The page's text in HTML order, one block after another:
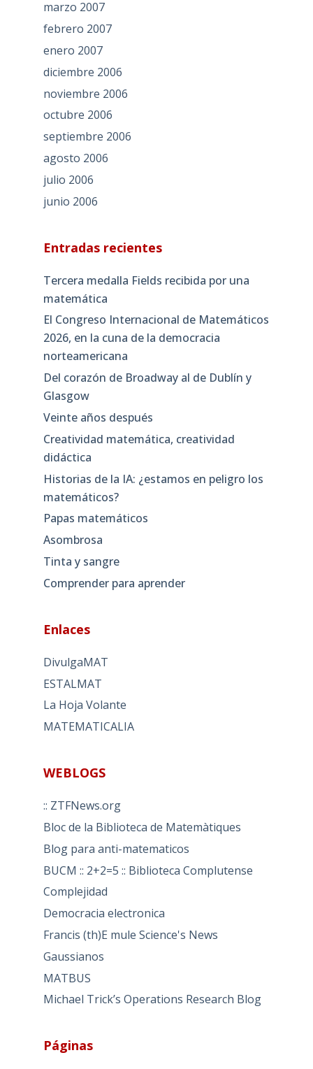
marzo 2007
febrero 2007
enero 2007
diciembre 2006
noviembre 2006
octubre 2006
septiembre 2006
agosto 2006
julio 2006
junio 2006
Entradas recientes
Tercera medalla Fields recibida por una
matemática
El Congreso Internacional de Matemáticos
2026, en la cuna de la democracia
norteamericana
Del corazón de Broadway al de Dublín y
Glasgow
Veinte años después
Creatividad matemática, creatividad
didáctica
Historias de la IA: ¿estamos en peligro los
matemáticos?
Papas matemáticos
Asombrosa
Tinta y sangre
Comprender para aprender
Enlaces
DivulgaMAT
ESTALMAT
La Hoja Volante
MATEMATICALIA
WEBLOGS
:: ZTFNews.org
Bloc de la Biblioteca de Matemàtiques
Blog para anti-matematicos
BUCM :: 2+2=5 :: Biblioteca Complutense
Complejidad
Democracia electronica
Francis (th)E mule Science's News
Gaussianos
MATBUS
Michael Trick’s Operations Research Blog
Páginas